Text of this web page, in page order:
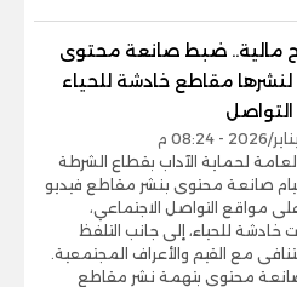
مالية.. ضبط صانعة محتوى
لنشرها مقاطع خادشة للحياء
لحماية الآداب بقطاع الشرطة
صانعة محتوى بنشر مقاطع فيديو
مواقع التواصل الاجتماعي،
للحياء، إلى جانب التلفظ
مع القيم والأعراف المجتمعية.
محتوى بتهمة نشر مقاطع